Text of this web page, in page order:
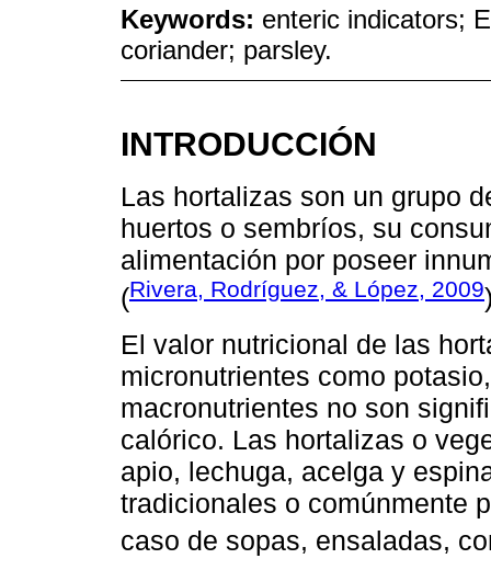
Keywords: enteric indicators;
coriander; parsley.
INTRODUCCIÓN
Las hortalizas son un grupo
huertos o sembríos, su
alimentación por poseer
(Rivera, Rodríguez, & López, 2009
El valor nutricional de las
micronutrientes como
macronutrientes no son
calórico. Las hortalizas o
apio, lechuga, acelga y
tradicionales o comúnmente
caso de sopas, ensaladas,